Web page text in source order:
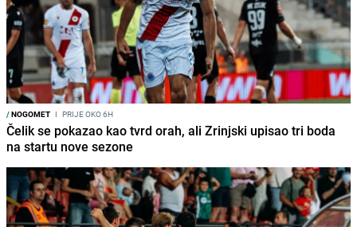
/NOGOMET I PRIJE OKO 6H
Čelik se pokazao kao tvrd orah, ali Zrinjski upisao tri boda
na startu nove sezone